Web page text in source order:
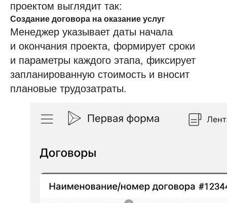
проектом выглядит так:
Создание договора на оказание услуг
Менеджер указывает даты начала
и окончания проекта, формирует сроки
и параметры каждого этапа, фиксирует
запланированную стоимость и вносит
плановые трудозатраты.